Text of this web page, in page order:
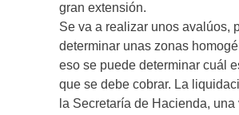
gran extensión.
Se va a realizar unos avalúos,
determinar unas zonas
eso se puede determinar cuál
que se debe cobrar. La
la Secretaría de Hacienda,